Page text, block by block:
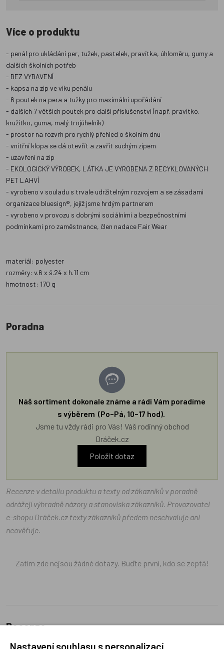
Více o produktu
- penál pro ukládání per, tužek, pastelek, pravítka, úhloměru, gumy a
dalších školních potřeb
- BEZ VYBAVENÍ
- kapsa na zip ve víku penálu
- 6 poutek na pera a tužky pro maximální upořádání
- dalších 7 větších poutek pro další příslušenství (např. pravítko,
kružítko, guma, malý trojúhelník)
- prostor na rozvrh pro rychlý přehled o školním dnu
- vnitřní klopa se dá otevřít a zavřít suchým zipem
- uzavření na zip
- EKOLOGICKÝ VÝROBEK, LÁTKA JE VYROBENA Z RECYKLOVANÝCH
PET LAHVÍ
- vyrobeno v souladu s trvale udržitelným rozvojem a se zásadami
organizace bluesign®, jejíž jsme hrdým partnerem
- vyrobeno v provozu s dobrými sociálními a bezpečnostními
podmínkami pro zaměstnance, člen nadace Fair Wear
materiál: polyester
rozměry: v.6 x š.24 x h.11 cm
hmotnost: 170 g
Poradna
Náš sortiment dokonale známe a rádi Vám poradíme
s výběrem (Po–Pá, 10–17 hod).
Jsme tu vždy rádi pro Vás! Váš rodinný obchod
Dráček.cz
Položit dotaz
Recenze v detailu produktu a texty od zákazníků v poradně
odrážejí výhradně názory a stanoviska zákazníků. Provozovatel
e-shopu Dráček.cz texty zákazníků předem neschvaluje ani
neověřuje.
Zatím zde nejsou žádné dotazy. Buďte první, kdo se zeptá!
Recenze
Nastavení souhlasu s personalizací